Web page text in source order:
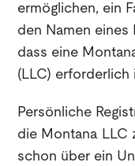
Was ist eine
Wer hat ein
Begriff
Leasingnehmer
Sonstiges
ermöglichen, ein
den Namen eines
dass eine
(LLC) erforderlich
Persönliche
die Montana LLC
schon über ein